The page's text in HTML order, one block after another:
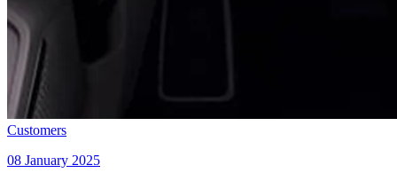
Customers
08 January 2025